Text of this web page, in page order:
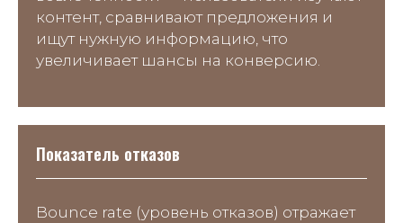
контент, сравнивают предложения и
ищут нужную информацию, что
увеличивает шансы на конверсию.
Показатель отказов
Bounce rate (уровень отказов) отражает